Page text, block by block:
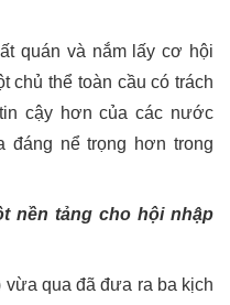
quán và nắm lấy cơ hội
chủ thể toàn cầu có trách
cậy hơn của các nước
đáng nể trọng hơn trong
nền tảng cho hội nhập
qua đã đưa ra ba kịch